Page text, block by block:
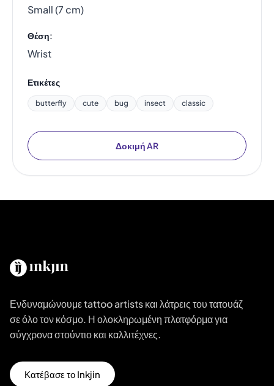
Small (7 cm)
Θέση:
Wrist
Ετικέτες
butterfly cute bug insect classic
Δοκιμή AR
Ενδυναμώνουμε tattoo artists και λάτρεις του τατουάζ
σε όλο τον κόσμο. Η ολοκληρωμένη πλατφόρμα για
σύγχρονα στούντιο και καλλιτέχνες.
Κατέβασε το Inkjin